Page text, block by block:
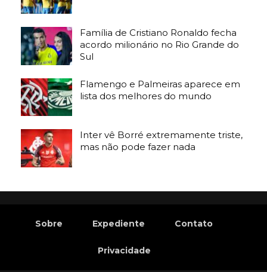
Família de Cristiano Ronaldo fecha
acordo milionário no Rio Grande do
Sul
Flamengo e Palmeiras aparece em
lista dos melhores do mundo
Inter vê Borré extremamente triste,
mas não pode fazer nada
Sobre Expediente Contato
Privacidade